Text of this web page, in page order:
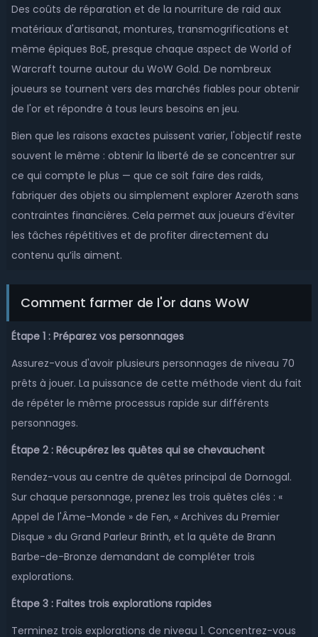
Dethecus-Alliance Dethecus-Horde
Detheroc-Horde
Doomhammer-Alliance Doomhammer-Horde
Draenor-Alliance Draenor-Horde
Dragonmaw-Alliance Dragonmaw-Horde
Drak'Tharon-Alliance Drak'Tharon-Horde
Drak'thul-Alliance Drak'thul-Horde
Draka-Alliance Draka-Horde
Dreadmaul-Alliance Dreadmaul-Horde
Durotan-Alliance Durotan-Horde
Duskwood-Alliance Duskwood-Horde
Eitrigg-Alliance Eitrigg-Horde
Eldre'Thalas-Alliance Eldre'Thalas-Horde
Elune-Alliance Elune-Horde
Emerald Dream-Alliance
Eonar-Alliance Eonar-Horde
Des coûts de réparation et de la nourriture de raid aux
matériaux d'artisanat, montures, transmogrifications et
même épiques BoE, presque chaque aspect de World of
Warcraft tourne autour du WoW Gold. De nombreux
joueurs se tournent vers des marchés fiables pour obtenir
de l'or et répondre à tous leurs besoins en jeu.
Bien que les raisons exactes puissent varier, l'objectif reste
souvent le même : obtenir la liberté de se concentrer sur
ce qui compte le plus — que ce soit faire des raids,
fabriquer des objets ou simplement explorer Azeroth sans
contraintes financières. Cela permet aux joueurs d’éviter
les tâches répétitives et de profiter directement du
contenu qu’ils aiment.
Comment farmer de l'or dans WoW
Étape 1 : Préparez vos personnages
Assurez-vous d'avoir plusieurs personnages de niveau 70
prêts à jouer. La puissance de cette méthode vient du fait
de répéter le même processus rapide sur différents
personnages.
Étape 2 : Récupérez les quêtes qui se chevauchent
Rendez-vous au centre de quêtes principal de Dornogal.
Sur chaque personnage, prenez les trois quêtes clés : «
Appel de l'Âme-Monde » de Fen, « Archives du Premier
Disque » du Grand Parleur Brinth, et la quête de Brann
Barbe-de-Bronze demandant de compléter trois
explorations.
Étape 3 : Faites trois explorations rapides
Terminez trois explorations de niveau 1. Concentrez-vous